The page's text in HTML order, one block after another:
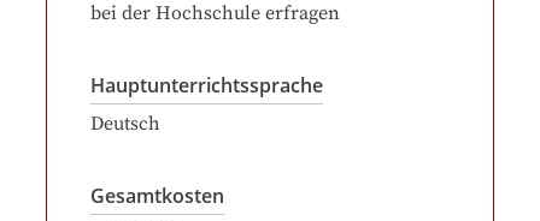
bei der Hochschule erfragen
Hauptunterrichtssprache
Deutsch
Gesamtkosten